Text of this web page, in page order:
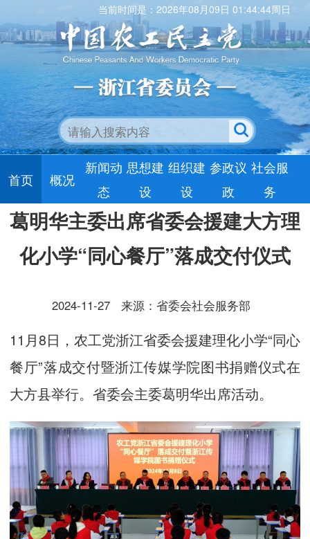
当前时间是：2026年08月09日 01:44:44周日
首页 概况
新闻动
态
思想建
设
组织建
设
参政议
政
社会服
务
葛明华主委出席省委会援建大方理
化小学“同心餐厅”落成交付仪式
2024-11-27 来源：省委会社会服务部
11月8日，农工党浙江省委会援建理化小学“同心
餐厅”落成交付暨浙江传媒学院图书捐赠仪式在
大方县举行。省委会主委葛明华出席活动。